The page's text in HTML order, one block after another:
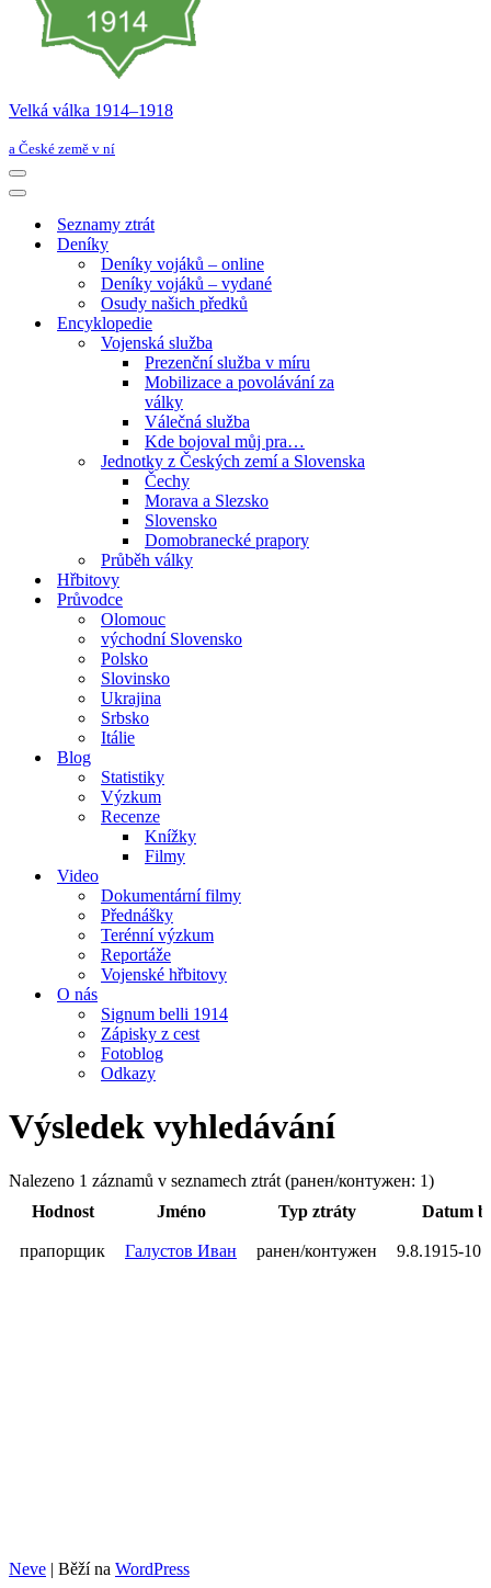
Velká válka 1914–⁠⁠⁠⁠⁠⁠1918
a České země v ní
Navigační
menu
Navigační
Seznamy ztrát
Deníky
Deníky vojáků – online
Deníky vojáků – vydané
Osudy našich předků
Encyklopedie
Vojenská služba
Prezenční služba v míru
Mobilizace a povolávání za
války
Válečná služba
Kde bojoval můj pra…
Jednotky z Českých zemí a Slovenska
Čechy
Morava a Slezsko
Slovensko
Domobranecké prapory
Průběh války
Hřbitovy
Průvodce
Olomouc
východní Slovensko
Polsko
Slovinsko
Ukrajina
Srbsko
Itálie
Blog
Statistiky
Výzkum
Recenze
Knížky
Filmy
Video
Dokumentární filmy
Přednášky
Terénní výzkum
Reportáže
Vojenské hřbitovy
O nás
Signum belli 1914
Zápisky z cest
Fotoblog
Odkazy
Výsledek vyhledávání
Nalezeno 1 záznamů v seznamech ztrát (ранен/контужен: 1)
Hodnost
Jméno Typ ztráty Datum
прапорщик Галустов Иван ранен/контужен 9.8.1915-
Neve | Běží na WordPress